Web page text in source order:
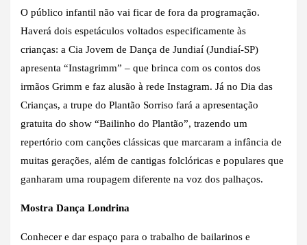
O público infantil não vai ficar de fora da programação.
Haverá dois espetáculos voltados especificamente às
crianças: a Cia Jovem de Dança de Jundiaí (Jundiaí-SP)
apresenta “Instagrimm” – que brinca com os contos dos
irmãos Grimm e faz alusão à rede Instagram. Já no Dia das
Crianças, a trupe do Plantão Sorriso fará a apresentação
gratuita do show “Bailinho do Plantão”, trazendo um
repertório com canções clássicas que marcaram a infância de
muitas gerações, além de cantigas folclóricas e populares que
ganharam uma roupagem diferente na voz dos palhaços.
Mostra Dança Londrina
Conhecer e dar espaço para o trabalho de bailarinos e